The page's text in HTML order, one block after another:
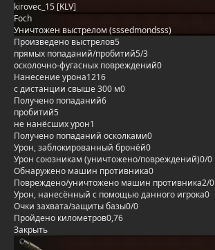
kirovec_15 [KLV]
Foch
Уничтожен выстрелом (sssedmondsss)
Произведено выстрелов5
прямых попаданий/пробитий5/3
осколочно-фугасных повреждений0
Нанесение урона1216
с дистанции свыше 300 м0
Получено попаданий6
пробитий5
не нанёсших урон1
Получено попаданий осколками0
Урон, заблокированный бронёй0
Урон союзникам (уничтожено/повреждений)0/0
Обнаружено машин противника0
Повреждено/уничтожено машин противника2/0
Урон, нанесённый с помощью данного игрока0
Очки захвата/защиты базы0/0
Пройдено километров0,76
Закрыть